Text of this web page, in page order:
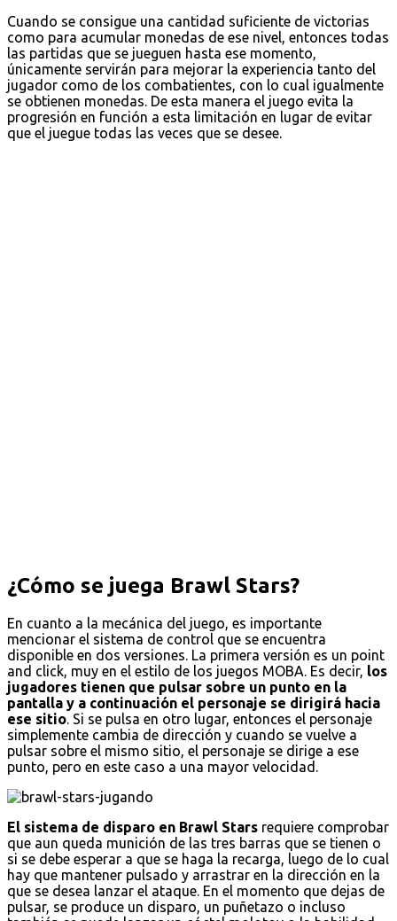
Cuando se consigue una cantidad suficiente de victorias
como para acumular monedas de ese nivel, entonces todas
las partidas que se jueguen hasta ese momento,
únicamente servirán para mejorar la experiencia tanto del
jugador como de los combatientes, con lo cual igualmente
se obtienen monedas. De esta manera el juego evita la
progresión en función a esta limitación en lugar de evitar
que el juegue todas las veces que se desee.
¿Cómo se juega Brawl Stars?
En cuanto a la mecánica del juego, es importante
mencionar el sistema de control que se encuentra
disponible en dos versiones. La primera versión es un point
and click, muy en el estilo de los juegos MOBA. Es decir, los
jugadores tienen que pulsar sobre un punto en la
pantalla y a continuación el personaje se dirigirá hacia
ese sitio. Si se pulsa en otro lugar, entonces el personaje
simplemente cambia de dirección y cuando se vuelve a
pulsar sobre el mismo sitio, el personaje se dirige a ese
punto, pero en este caso a una mayor velocidad.
El sistema de disparo en Brawl Stars requiere comprobar
que aun queda munición de las tres barras que se tienen o
si se debe esperar a que se haga la recarga, luego de lo cual
hay que mantener pulsado y arrastrar en la dirección en la
que se desea lanzar el ataque. En el momento que dejas de
pulsar, se produce un disparo, un puñetazo o incluso